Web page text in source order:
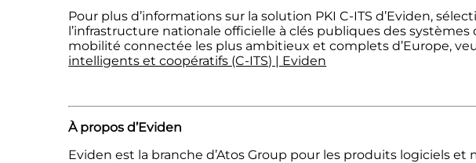
Pour plus d’informations sur lasolution PKI C-ITSd’Eviden,
l’infrastructure nationale officielle à clés publiquesdes systèmes
mobilité connectée les plus ambitieux et completsd’Europe,
intelligents et coopératifs (C-ITS) | Eviden
À propos d’Eviden
Eviden est la branche d’Atos Group pour les produits logiciels et